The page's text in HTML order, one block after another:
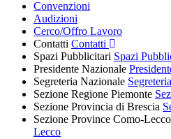
Convenzioni
Audizioni
Cerco/Offro Lavoro
Contatti Contatti
Spazi Pubblicitari Spazi
Presidente Nazionale
Segreteria Nazionale
Sezione Regione Piemonte
Sezione Provincia di Brescia
Sezione Province Como-Lecco
Lecco